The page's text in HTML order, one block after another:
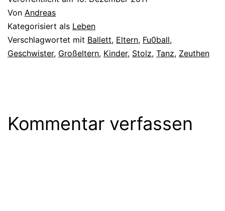
Von Andreas
Kategorisiert als Leben
Verschlagwortet mit Ballett, Eltern, Fu0ball,
Geschwister, Großeltern, Kinder, Stolz, Tanz, Zeuthen
Kommentar verfassen